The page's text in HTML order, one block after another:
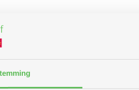
Peche Melba op
Peche Melba voor kindjes tot